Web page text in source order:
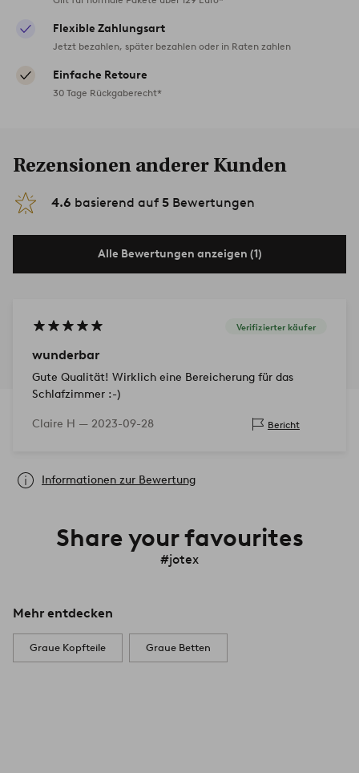
Flexible Zahlungsart
Jetzt bezahlen, später bezahlen oder in Raten zahlen
Einfache Retoure
30 Tage Rückgaberecht*
Rezensionen anderer Kunden
4.6 basierend auf 5 Bewertungen
Alle Bewertungen anzeigen (1)
Verifizierter käufer
wunderbar
Gute Qualität! Wirklich eine Bereicherung für das
Schlafzimmer :-)
Claire H — 2023-09-28 Bericht
Informationen zur Bewertung
Share your favourites
#jotex
Mehr entdecken
Graue Kopfteile Graue Betten